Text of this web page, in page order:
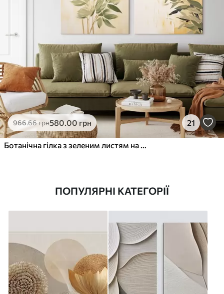
966.66грн580.00грн 21
Ботанічна гілка з зеленим листям на теплому тлі
ПОПУЛЯРНІ КАТЕГОРІЇ